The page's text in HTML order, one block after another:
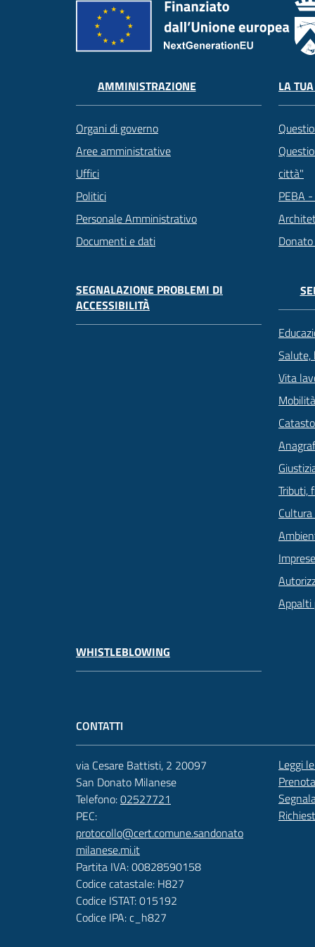
AMMINISTRAZIONE
Organi di governo
Aree amministrative
Uffici
Politici
Personale Amministrativo
Documenti e dati
LA
città"
PEBA
SEGNALAZIONE PROBLEMI DI
ACCESSIBILITÀ
Salute,
Vita
Tributi,
Appalti
WHISTLEBLOWING
CONTATTI
via Cesare Battisti, 2 20097
San Donato Milanese
Telefono:02527721
PEC:
protocollo@cert.comune.sandonato
milanese.mi.it
Partita IVA: 00828590158
Codice catastale: H827
Codice ISTAT: 015192
Codice IPA: c_h827
Leggi